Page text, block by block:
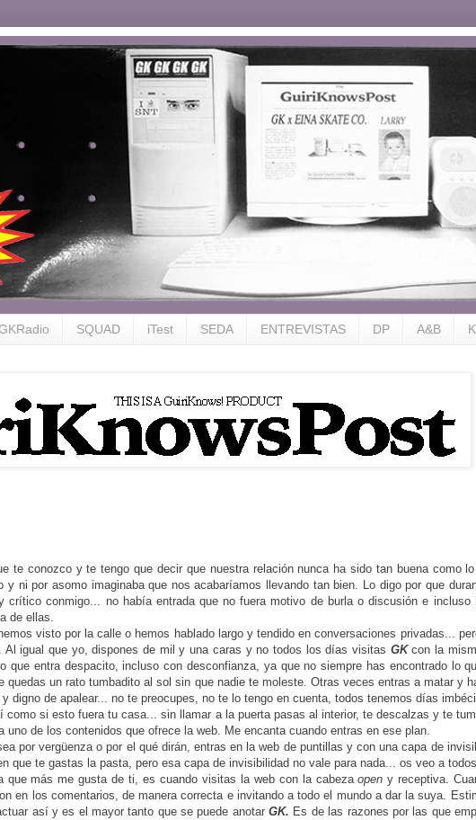
SQUAD iTest SEDA ENTREVISTAS DP A&B
te conozco y te tengo que decir que nuestra relación nunca ha sido tan buena como
y ni por asomo imaginaba que nos acabaríamos llevando tan bien. Lo digo por que
crítico conmigo... no había entrada que no fuera motivo de burla o discusión e incluso
de ellas.
visto por la calle o hemos hablado largo y tendido en conversaciones privadas...
Al igual que yo, dispones de mil y una caras y no todos los días visitas GKcon la
que entra despacito, incluso con desconfianza, ya que no siempre has encontrado lo
quedas un rato tumbadito al sol sin que nadie te moleste. Otras veces entras a matar y
digno de apalear... no te preocupes, no te lo tengo en cuenta, todos tenemos días
como si esto fuera tu casa... sin llamar a la puerta pasas al interior, te descalzas y te
uno de los contenidos que ofrece la web. Me encanta cuando entras en ese plan.
por vergüenza o por el qué dirán, entras en la web de puntillas y con una capa de
que te gastas la pasta, pero esa capa de invisibilidad no vale para nada... os veo a
que más me gusta de ti, es cuando visitas la web con la cabezaopen y receptiva.
en los comentarios, de manera correcta e invitando a todo el mundo a dar la suya.
así y es el mayor tanto que se puede anotarGK. Es de las razones por las que